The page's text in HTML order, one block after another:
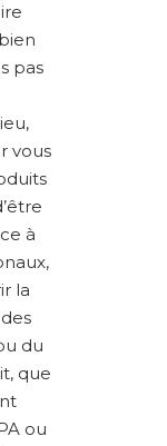
pas
vous
à
la
du
que
ou